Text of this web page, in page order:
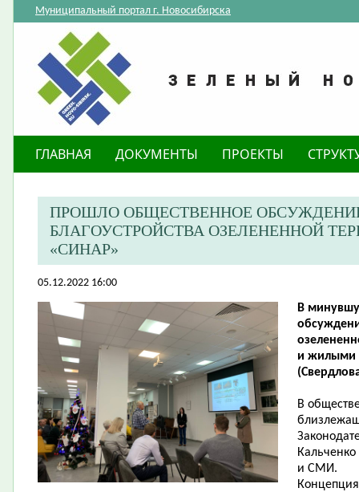
Муниципальный портал г. Новосибирска
ГЛАВНАЯ ДОКУМЕНТЫ ПРОЕКТЫ
ПРОШЛО ОБЩЕСТВЕННОЕ
БЛАГОУСТРОЙСТВА ОЗЕЛЕНЕННОЙ
«СИНАР»
05.12.2022 16:00
В
и жилыми
В
и СМИ.